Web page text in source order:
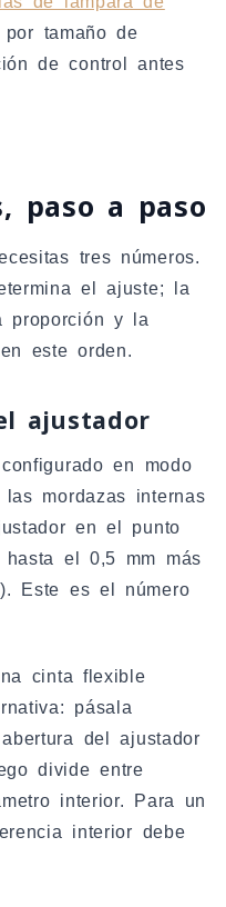
tamaño de
de control antes
paso a paso
tres números.
el ajuste; la
proporción y la
este orden.
ajustador
en modo
mordazas internas
en el punto
el 0,5 mm más
Este es el número
cinta flexible
pásala
del ajustador
divide entre
interior. Para un
interior debe